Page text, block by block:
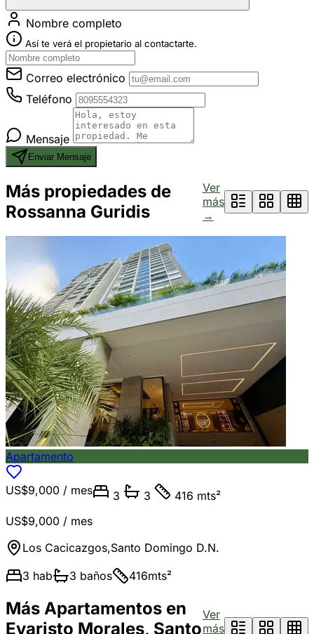
Nombre completo
Así te verá el propietario al contactarte.
Correo electrónico
Teléfono
Mensaje
Enviar Mensaje
Más propiedades de
Rossanna Guridis
Ver
más
→
Apartamento
US$9,000 / mes 3 3
416 mts²
US$9,000 / mes
Los Cacicazgos,Santo Domingo D.N.
3 hab 3 baños 416mts²
Más Apartamentos en
Evaristo Morales, Santo
Ver
más